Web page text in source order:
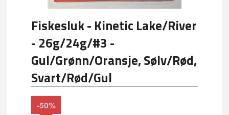
Fiskesluk - Kinetic Lake/River
- 26g/24g/#3 -
Gul/Grønn/Oransje, Sølv/Rød,
Svart/Rød/Gul
-50%